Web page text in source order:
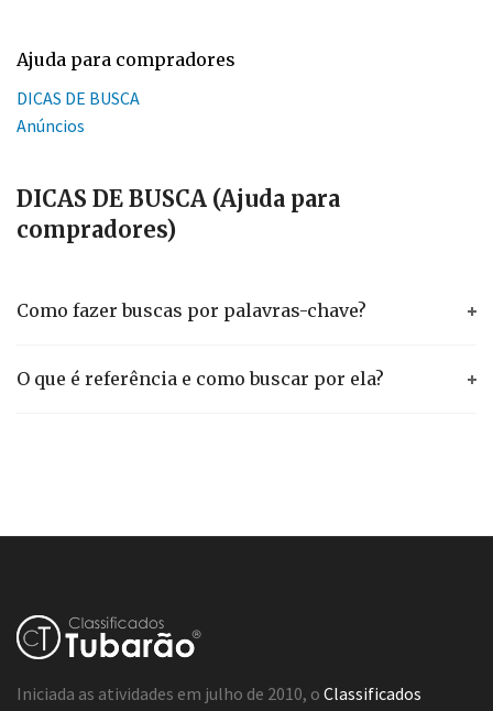
Ajuda para compradores
DICAS DE BUSCA
Anúncios
DICAS DE BUSCA (Ajuda para
compradores)
Como fazer buscas por palavras-chave?
O que é referência e como buscar por ela?
Iniciada as atividades em julho de 2010, o Classificados